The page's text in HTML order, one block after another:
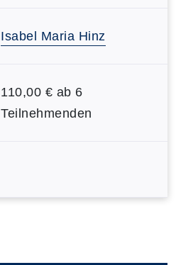
Isabel Maria Hinz
110,00 € ab 6
Teilnehmenden